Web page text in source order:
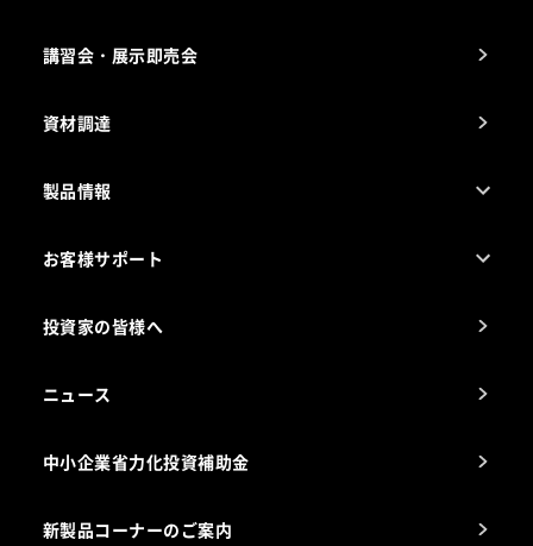
事業所一覧
講習会・展示即売会
資材調達
製品情報
電気・ガス別厨房機器
お客様サポート
アフターサービスお問合せ先
海外出店をご検討のお客様へ
投資家の皆様へ
ニュース
中小企業省力化投資補助金
新製品コーナーのご案内